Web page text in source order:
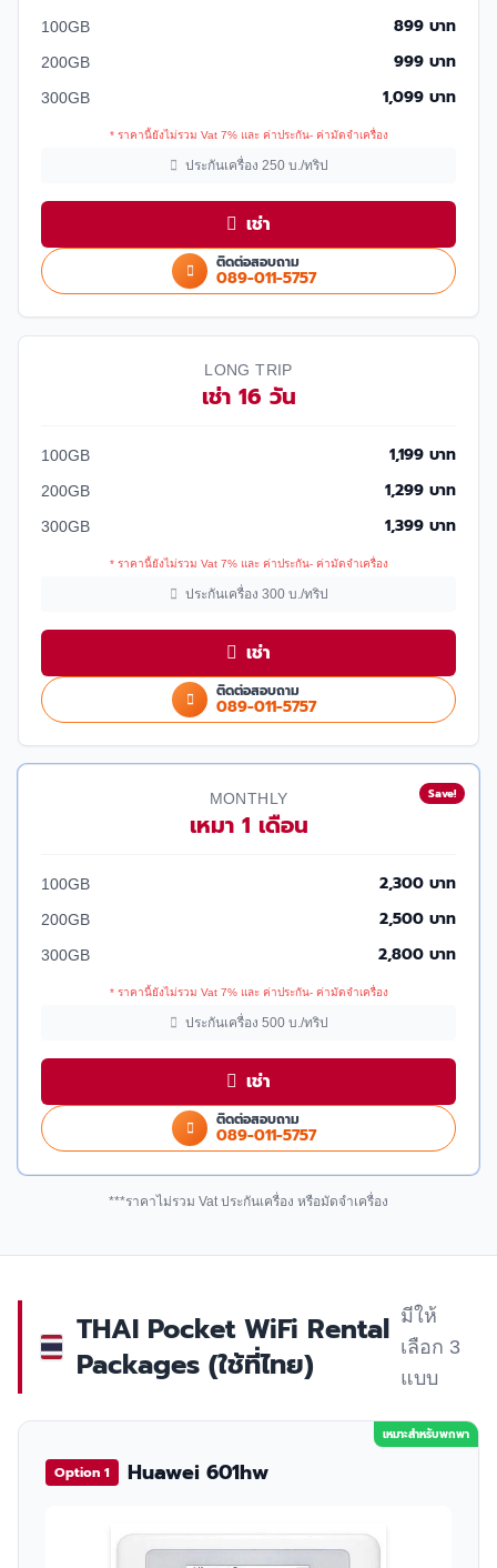
100GB 899 บาท
200GB 999 บาท
300GB 1,099 บาท
* ราคานี้ยังไม่รวม Vat 7% และ ค่าประกัน- ค่ามัดจำเครื่อง
ประกันเครื่อง 250 บ./ทริป
เช่า
ติดต่อสอบถาม
089-011-5757
LONG TRIP
เช่า 16 วัน
100GB 1,199 บาท
200GB 1,299 บาท
300GB 1,399 บาท
* ราคานี้ยังไม่รวม Vat 7% และ ค่าประกัน- ค่ามัดจำเครื่อง
ประกันเครื่อง 300 บ./ทริป
เช่า
ติดต่อสอบถาม
089-011-5757
Save!
MONTHLY
เหมา 1 เดือน
100GB 2,300 บาท
200GB 2,500 บาท
300GB 2,800 บาท
* ราคานี้ยังไม่รวม Vat 7% และ ค่าประกัน- ค่ามัดจำเครื่อง
ประกันเครื่อง 500 บ./ทริป
เช่า
ติดต่อสอบถาม
089-011-5757
***ราคาไม่รวม Vat ประกันเครื่อง หรือมัดจำเครื่อง
THAI Pocket WiFi Rental
Packages (ใช้ที่ไทย)
มีให้
เลือก 3
แบบ
เหมาะสำหรับพกพา
Option 1 Huawei 601hw